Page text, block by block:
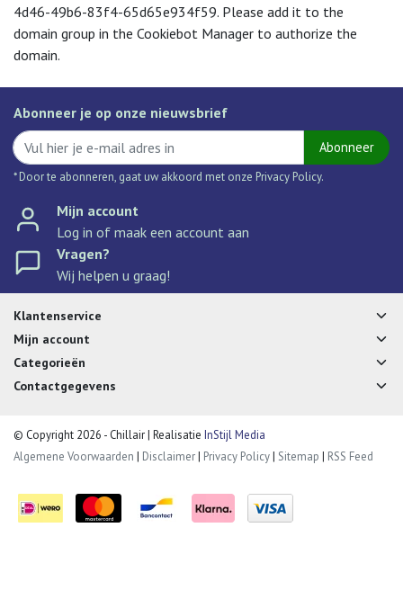
4d46-49b6-83f4-65d65e934f59. Please add it to the
domain group in the Cookiebot Manager to authorize the
domain.
Abonneer je op onze nieuwsbrief
Abonneer
* Door te abonneren, gaat uw akkoord met onze Privacy Policy.
Mijn account
Log in of maak een account aan
Vragen?
Wij helpen u graag!
Klantenservice
Mijn account
Categorieën
Contactgegevens
© Copyright 2026 - Chillair | Realisatie InStijl Media
Algemene Voorwaarden | Disclaimer| Privacy Policy| Sitemap | RSS Feed